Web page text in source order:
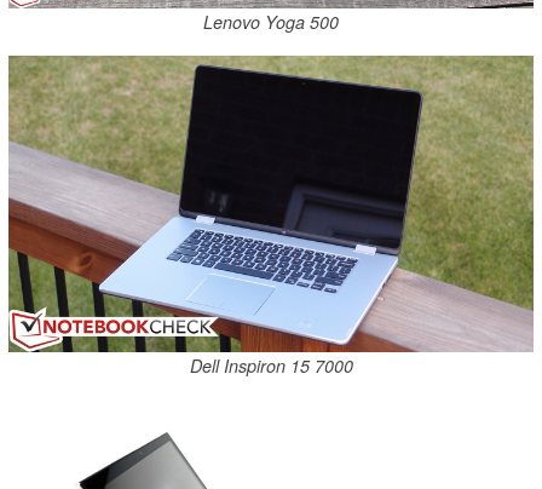
Lenovo Yoga 500
Dell Inspiron 15 7000